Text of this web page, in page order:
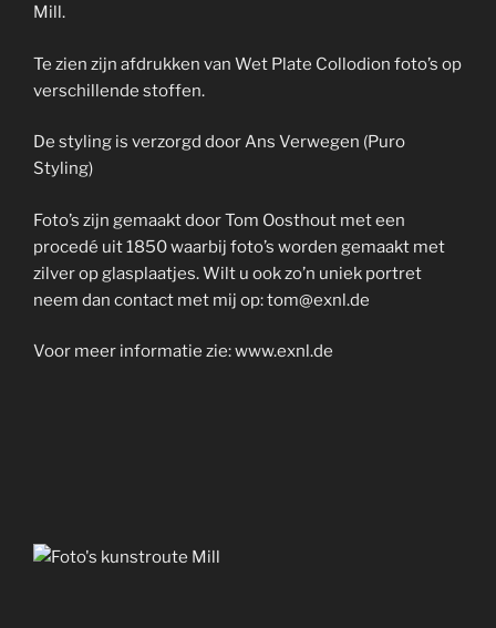
Mill.
Te zien zijn afdrukken van Wet Plate Collodion foto’s op
verschillende stoffen.
De styling is verzorgd door Ans Verwegen (Puro
Styling)
Foto’s zijn gemaakt door Tom Oosthout met een
procedé uit 1850 waarbij foto’s worden gemaakt met
zilver op glasplaatjes. Wilt u ook zo’n uniek portret
neem dan contact met mij op: tom@exnl.de
Voor meer informatie zie: www.exnl.de